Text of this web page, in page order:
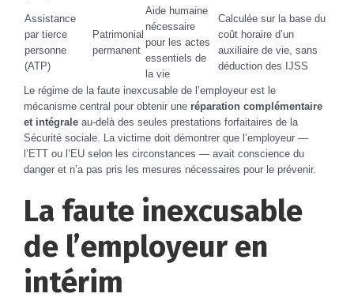
Assistance
par tierce
personne
(ATP)
Patrimonial
permanent
Aide humaine
nécessaire
pour les actes
essentiels de
la vie
Calculée sur la base du
coût horaire d’un
auxiliaire de vie, sans
déduction des IJSS
Le régime de la faute inexcusable de l’employeur est le
mécanisme central pour obtenir une réparation complémentaire
et intégrale au-delà des seules prestations forfaitaires de la
Sécurité sociale. La victime doit démontrer que l’employeur —
l’ETT ou l’EU selon les circonstances — avait conscience du
danger et n’a pas pris les mesures nécessaires pour le prévenir.
La faute inexcusable
de l’employeur en
intérim